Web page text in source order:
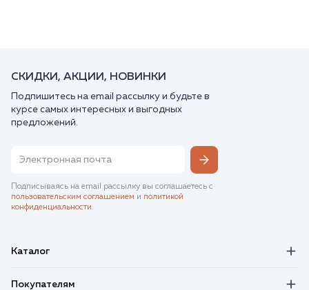
СКИДКИ, АКЦИИ, НОВИНКИ
Подпишитесь на email рассылку и будьте в
курсе самых интересных и выгодных
предложений.
Подписываясь на email рассылку вы соглашаетесь с
пользовательским соглашением и политикой
конфиденциальности.
Каталог
Покупателям